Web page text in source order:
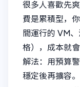
很多人喜歡先
費是累積型，
間運行的 VM
格），成本就會
解法：用預算
穩定後再擴容。